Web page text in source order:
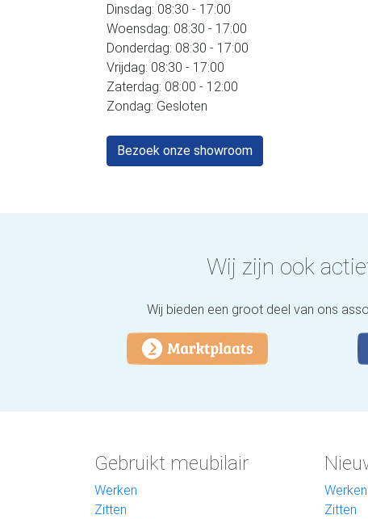
Dinsdag: 08:30 - 17:00
Woensdag: 08:30 - 17:00
Donderdag: 08:30 - 17:00
Vrijdag: 08:30 - 17:00
Zaterdag: 08:00 - 12:00
Zondag: Gesloten
Bezoek onze showroom
Wij zijn ook
Wij bieden een groot deel van ons
Gebruikt meubilair
Werken
Zitten
Werken
Zitten